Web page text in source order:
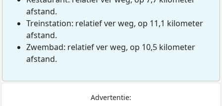
afstand.
Treinstation: relatief ver weg, op 11,1 kilometer
afstand.
Zwembad: relatief ver weg, op 10,5 kilometer
afstand.
Advertentie: